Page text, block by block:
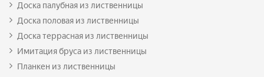
Доска палубная из лиственницы
Доска половая из лиственницы
Доска террасная из лиственницы
Имитация бруса из лиственницы
Планкен из лиственницы